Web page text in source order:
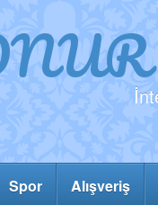
Spor Alışveriş